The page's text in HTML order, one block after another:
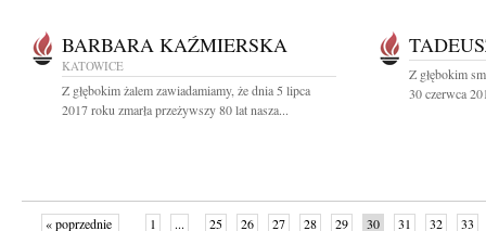
BARBARA KAŹMIERSKA
KATOWICE
Z głębokim żalem zawiadamiamy, że dnia 5 lipca
2017 roku zmarła przeżywszy 80 lat nasza...
Z głębokim
30 czerwca
« poprzednie 1 ... 25 26 27 28 29 30 31 32 33